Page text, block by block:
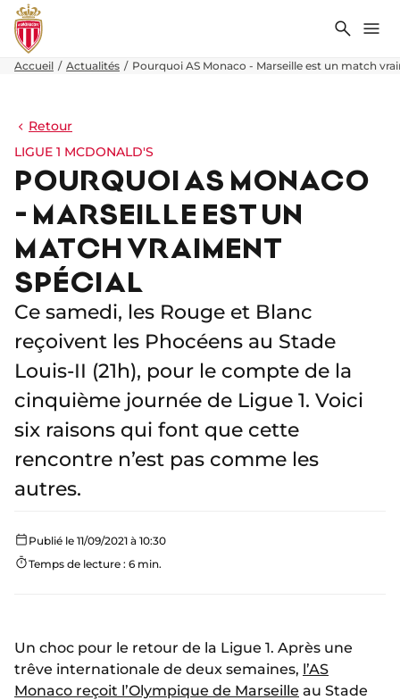
Accueil Actualités Pourquoi AS Monaco - Marseille est un match
Retour
LIGUE 1 MCDONALD'S
POURQUOI AS MONACO
- MARSEILLE EST UN
MATCH VRAIMENT
SPÉCIAL
Ce samedi, les Rouge et Blanc
reçoivent les Phocéens au Stade
Louis-II (21h), pour le compte de la
cinquième journée de Ligue 1. Voici
six raisons qui font que cette
rencontre n’est pas comme les
autres.
Publié le 11/09/2021 à 10:30
Temps de lecture : 6 min.
Un choc pour le retour de la Ligue 1. Après une
trêve internationale de deux semaines, l’AS
Monaco reçoit l’Olympique de Marseille au Stade